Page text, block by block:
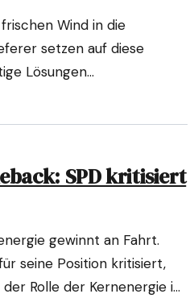
Wind in die
setzen auf diese
Lösungen
SPD kritisiert
gewinnt an Fahrt.
seine Position kritisiert,
Rolle der Kernenergie in